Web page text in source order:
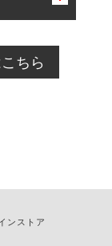
時にご予約が
合のご予約
の店舗まで
ちら
ンストア